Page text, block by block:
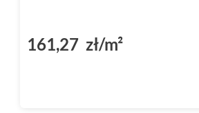
161,27 zł/m²